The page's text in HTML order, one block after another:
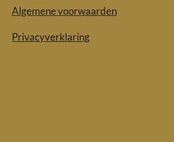
Algemene voorwaarden
Privacyverklaring